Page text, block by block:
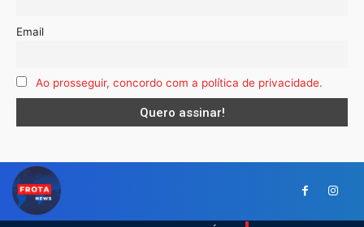
Email
Ao prosseguir, concordo com a política de privacidade.